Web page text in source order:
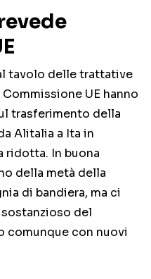
tavolo delle trattative
UE hanno
trasferimento della
Alitalia a Ita in
ridotta. In buona
della metà della
di bandiera, ma ci
del
comunque con nuovi